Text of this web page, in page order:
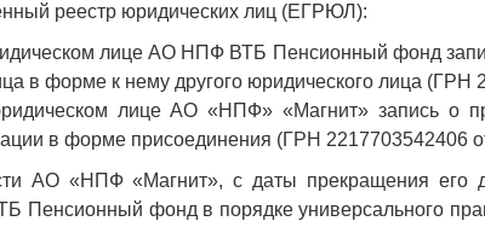
реестр юридических лиц (ЕГРЮЛ):
лице АО НПФ ВТБ Пенсионный фонд
в форме к нему другого юридического лица (ГРН
лице АО «НПФ» «Магнит» запись о
в форме присоединения (ГРН 2217703542406
АО «НПФ «Магнит», с даты прекращения его
фонд в порядке универсального